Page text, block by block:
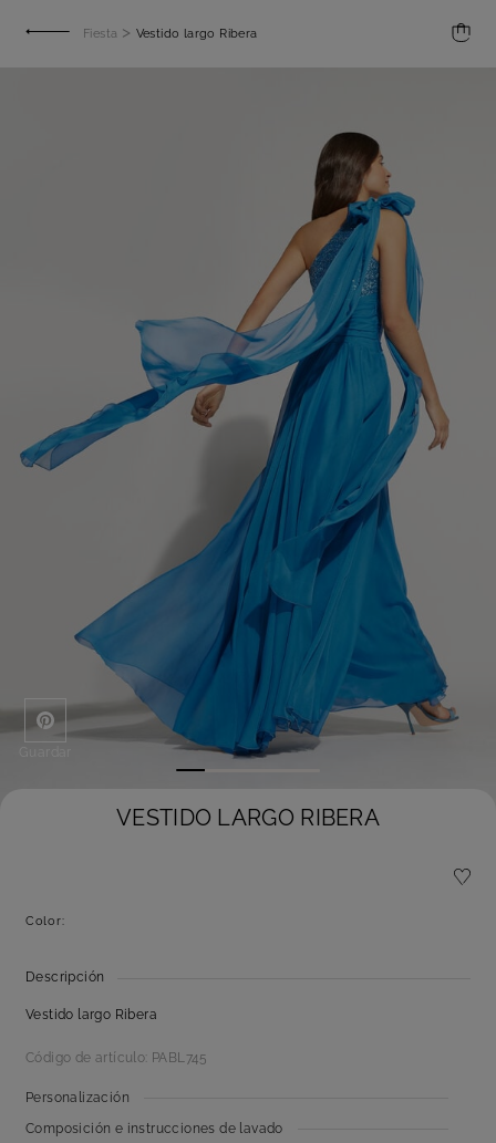
Fiesta > Vestido largo Ribera
VESTIDO LARGO RIBERA
Color:
Descripción
Vestido largo Ribera
Código de artículo: PABL745
Personalización
Composición e instrucciones de lavado